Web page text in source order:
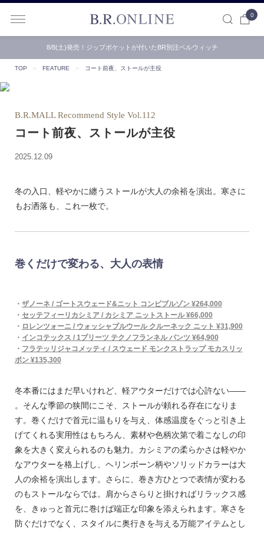
0
8/8(土)発売！ジップポケットが付いたBR別注ベルウィッチ
TOP ＞ FEATURE ＞ コート前夜、ストールが主役
B.R.MALL Recommend Style Vol.112
コート前夜、ストールが主役
2025.12.09
冬の入口、軽やかに纏うストールが大人の余裕を演出。寒さに
もお洒落も、これ一枚で。
巻くだけで変わる、大人の表情
・ ザノーネ / ゴートスウェード&ニット コンビブルゾン ¥264,000
・ セッテフィーリカシミア / カシミア ニットストール ¥66,000
・ ロレンツォーニ / ウォッシャブルウール クルーネック ニット ¥31,900
・ インコテックス / 1プリーツ テクノフランネル パンツ ¥64,900
・ フラテッリジャコメッティ / スウェード モンクストラップ モカスリッ
ポン ¥135,300
冬本番にはまだ早いけれど、軽アウターだけでは心許ない——
。そんな季節の狭間にこそ、ストールが頼れる存在になりま
す。巻くだけで首元に温もりを与え、体感温度をぐっと引き上
げてくれる実用性はもちろん、素材や色柄次第で着こなしの印
象を大きく変えられるのも魅力。カシミアの柔らかさは軽やか
なアウターを格上げし、ヘリンボーン柄やソリッドカラーは大
人の余裕を演出します。さらに、巻き方ひとつで表情が変わる
のもストールならでは。肩からさらりと掛ければリラックス感
を、きゅっと首元に巻けば端正な印象を添えられます。寒さを
防ぐだけでなく、スタイルに奥行きを与える万能アイテムとし